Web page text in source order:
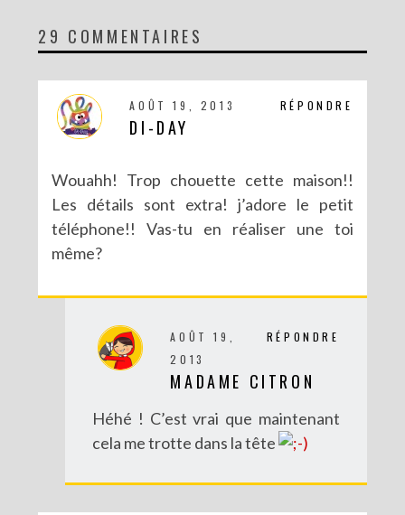
DIY MA FORÊT DE PAPIER
DIY SAINT VALENTIN : UNE CARTE POP-UP QUI BRISE LA GLACE !
29 COMMENTAIRES
RÉPONDRE
AOÛT 19, 2013
DI-DAY
Wouahh! Trop chouette cette maison!!
Les détails sont extra! j’adore le petit
téléphone!! Vas-tu en réaliser une toi
même?
RÉPONDRE
AOÛT 19,
2013
MADAME CITRON
Héhé ! C’est vrai que maintenant
cela me trotte dans la tête